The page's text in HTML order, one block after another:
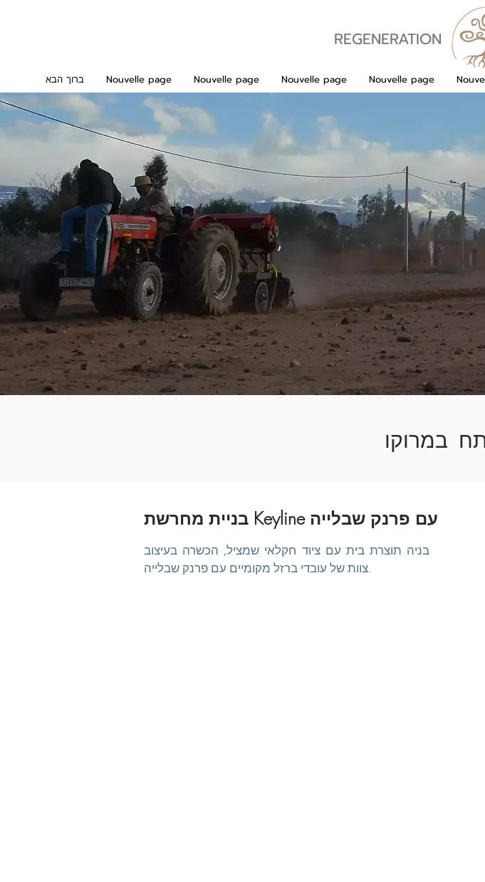
REGENERATION
ברוך הבא Nouvelle page Nouvelle page Nouvelle page Nouvelle page
במרוקו
בניית מחרשת Keyline עם פרנק שבלייה
בניה תוצרת בית עם ציוד חקלאי שמציל, הכשרה בעיצוב
צוות של עובדי ברזל מקומיים עם פרנק שבלייה.